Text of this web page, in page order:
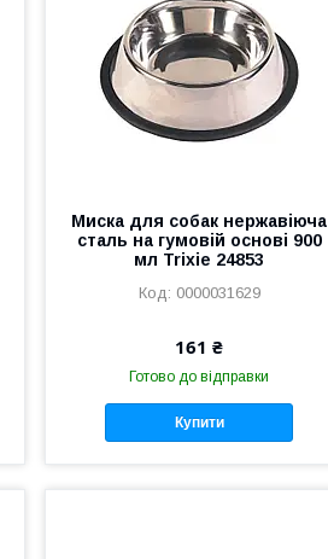
Миска для собак нержавіюча
сталь на гумовій основі 900
мл Trixie 24853
0000031629
161 ₴
Готово до відправки
Купити